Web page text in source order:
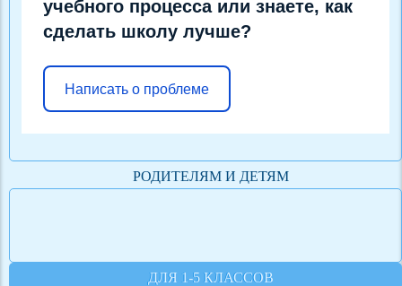
учебного процесса или знаете, как
сделать школу лучше?
Написать о проблеме
РОДИТЕЛЯМ И ДЕТЯМ
ДЛЯ 1-5 КЛАССОВ